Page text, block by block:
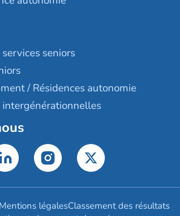
seniors
/ Résidences autonomie
intergénérationnelles
Mentions légalesClassement des résultats